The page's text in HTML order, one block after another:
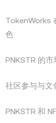
TokenWorks
色
PNKSTR 的
社区参与与文
PNKSTR 和